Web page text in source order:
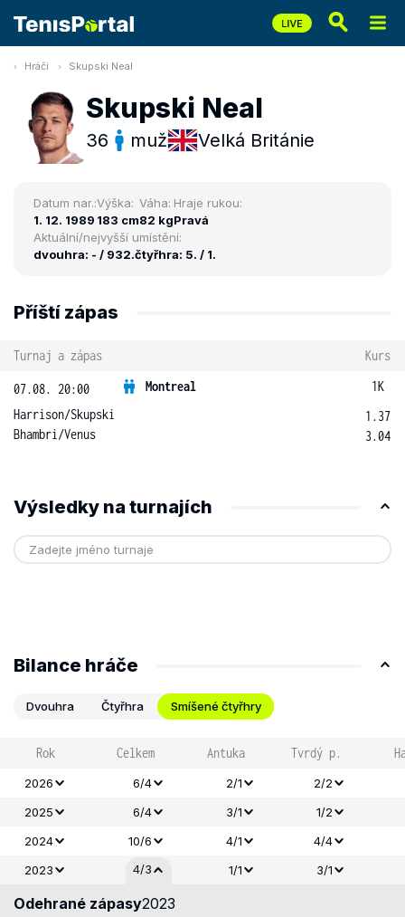
Hráči Skupski Neal
Skupski Neal
36 muž Velká Británie
Datum nar.:
1. 12. 1989
Výška:
183 cm
Váha:
82 kg
Hraje rukou:
Pravá
Aktuální/nejvyšší umístění:
dvouhra: - / 932.čtyřhra: 5. / 1.
Příští zápas
Turnaj a zápas Kurs
07.08. 20:00 Montreal
1K
Harrison/Skupski
Bhambri/Venus
1.37
3.04
Výsledky na turnajích
Bilance hráče
Dvouhra Čtyřhra Smíšené čtyřhry
Rok Celkem Antuka Tvrdý p.
2026 6/4 2/1
2/2
2025
6/4 3/1
1/2
2024
10/6 4/1
4/4
2023
4/3 1/1 3/1
Odehrané zápasy2023